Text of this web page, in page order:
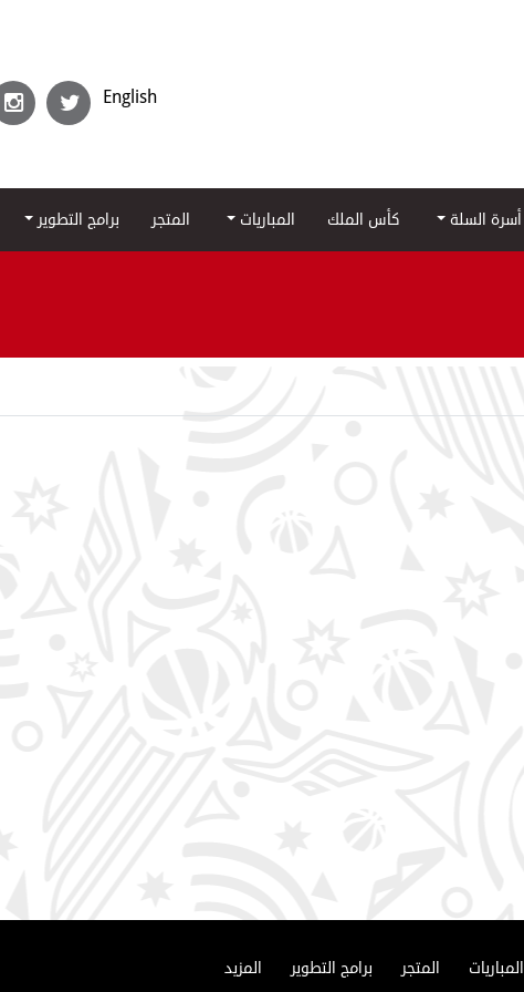
English
أسرة السلة كأس الملك المباريات المتجر برامج التطوير
المباريات المتجر برامج التطوير المزيد